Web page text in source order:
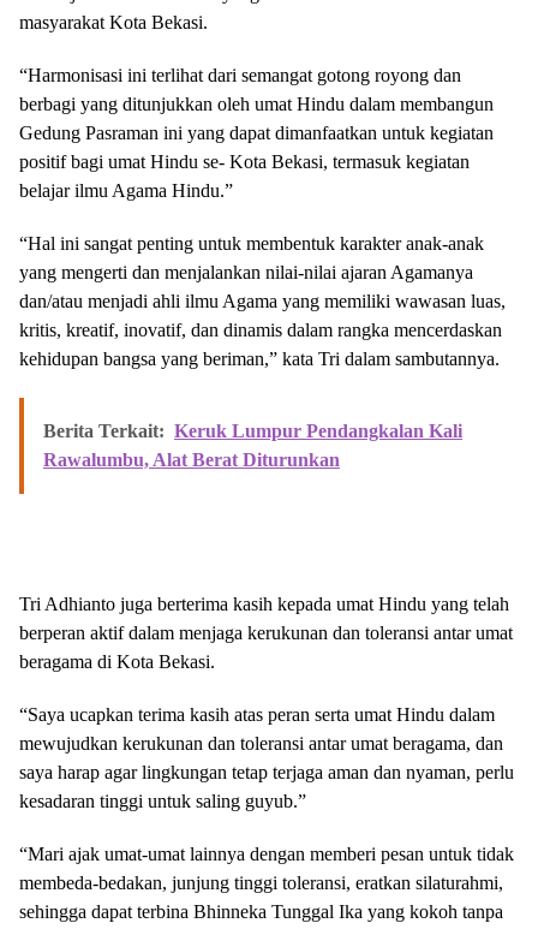
masyarakat Kota Bekasi.
“Harmonisasi ini terlihat dari semangat gotong royong dan
berbagi yang ditunjukkan oleh umat Hindu dalam membangun
Gedung Pasraman ini yang dapat dimanfaatkan untuk kegiatan
positif bagi umat Hindu se- Kota Bekasi, termasuk kegiatan
belajar ilmu Agama Hindu.”
“Hal ini sangat penting untuk membentuk karakter anak-anak
yang mengerti dan menjalankan nilai-nilai ajaran Agamanya
dan/atau menjadi ahli ilmu Agama yang memiliki wawasan luas,
kritis, kreatif, inovatif, dan dinamis dalam rangka mencerdaskan
kehidupan bangsa yang beriman,” kata Tri dalam sambutannya.
Berita Terkait: Keruk Lumpur Pendangkalan Kali
Rawalumbu, Alat Berat Diturunkan
Tri Adhianto juga berterima kasih kepada umat Hindu yang telah
berperan aktif dalam menjaga kerukunan dan toleransi antar umat
beragama di Kota Bekasi.
“Saya ucapkan terima kasih atas peran serta umat Hindu dalam
mewujudkan kerukunan dan toleransi antar umat beragama, dan
saya harap agar lingkungan tetap terjaga aman dan nyaman, perlu
kesadaran tinggi untuk saling guyub.”
“Mari ajak umat-umat lainnya dengan memberi pesan untuk tidak
membeda-bedakan, junjung tinggi toleransi, eratkan silaturahmi,
sehingga dapat terbina Bhinneka Tunggal Ika yang kokoh tanpa